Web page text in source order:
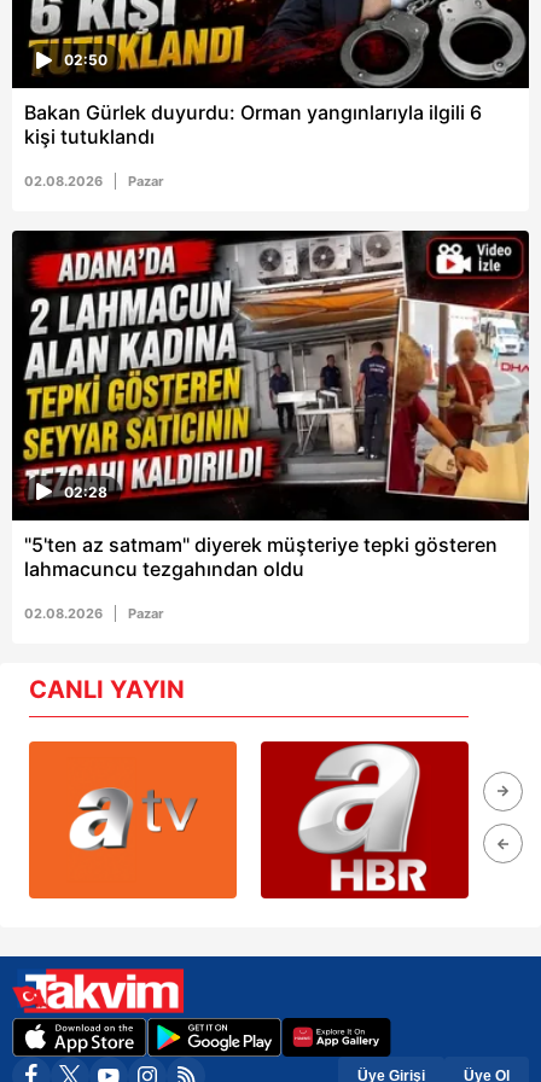
02:50
Bakan Gürlek duyurdu: Orman yangınlarıyla ilgili 6
kişi tutuklandı
02.08.2026 Pazar
02:28
"5'ten az satmam" diyerek müşteriye tepki gösteren
lahmacuncu tezgahından oldu
02.08.2026 Pazar
CANLI YAYIN
Üye Girişi Üye Ol